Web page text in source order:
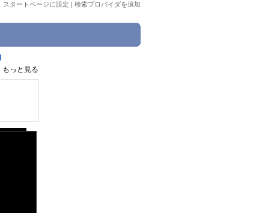
スタートページに設定 | 検索プロバイダを追加
もっと見る